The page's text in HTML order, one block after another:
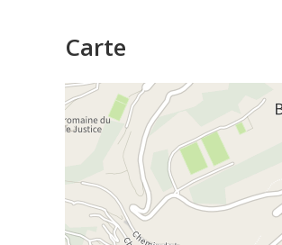
Carte